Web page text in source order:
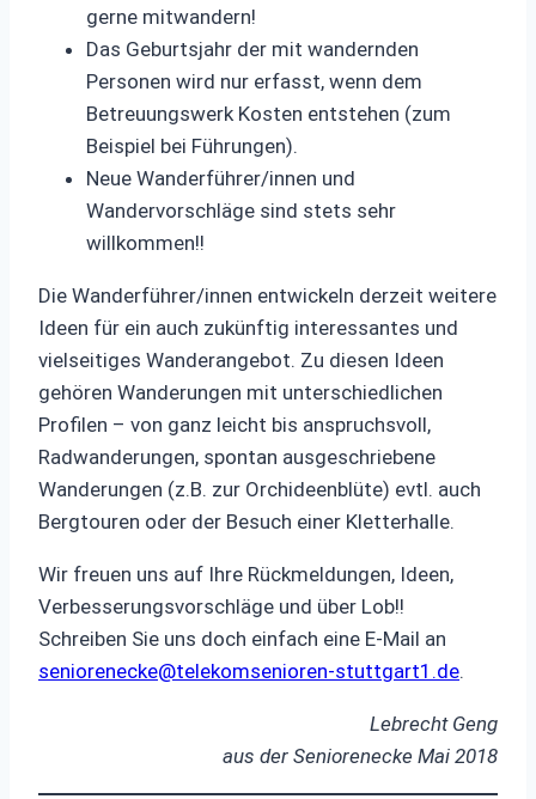
gerne mitwandern!
Das Geburtsjahr der mit wandernden
Personen wird nur erfasst, wenn dem
Betreuungswerk Kosten entstehen (zum
Beispiel bei Führungen).
Neue Wanderführer/innen und
Wandervorschläge sind stets sehr
willkommen!!
Die Wanderführer/innen entwickeln derzeit weitere
Ideen für ein auch zukünftig interessantes und
vielseitiges Wanderangebot. Zu diesen Ideen
gehören Wanderungen mit unterschiedlichen
Profilen – von ganz leicht bis anspruchsvoll,
Radwanderungen, spontan ausgeschriebene
Wanderungen (z.B. zur Orchideenblüte) evtl. auch
Bergtouren oder der Besuch einer Kletterhalle.
Wir freuen uns auf Ihre Rückmeldungen, Ideen,
Verbesserungsvorschläge und über Lob!!
Schreiben Sie uns doch einfach eine E-Mail an
seniorenecke@telekomsenioren-stuttgart1.de.
Lebrecht Geng
aus der Seniorenecke Mai 2018